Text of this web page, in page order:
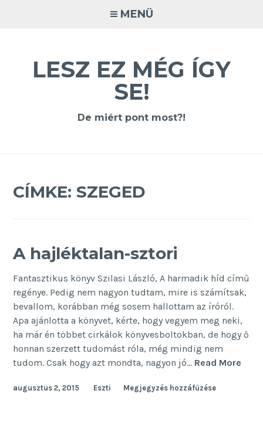
MENÜ
LESZ EZ MÉG ÍGY
SE!
De miért pont most?!
CÍMKE:SZEGED
A hajléktalan-sztori
Fantasztikus könyv Szilasi László, A harmadik híd című
regénye. Pedig nem nagyon tudtam, mire is számítsak,
bevallom, korábban még sosem hallottam az íróról.
Apa ajánlotta a könyvet, kérte, hogy vegyem meg neki,
ha már én többet cirkálok könyvesboltokban, de hogy ő
honnan szerzett tudomást róla, még mindig nem
tudom. Csak hogy azt mondta, nagyon jó… Read More
augusztus 2, 2015 Eszti Megjegyzés hozzáfűzése